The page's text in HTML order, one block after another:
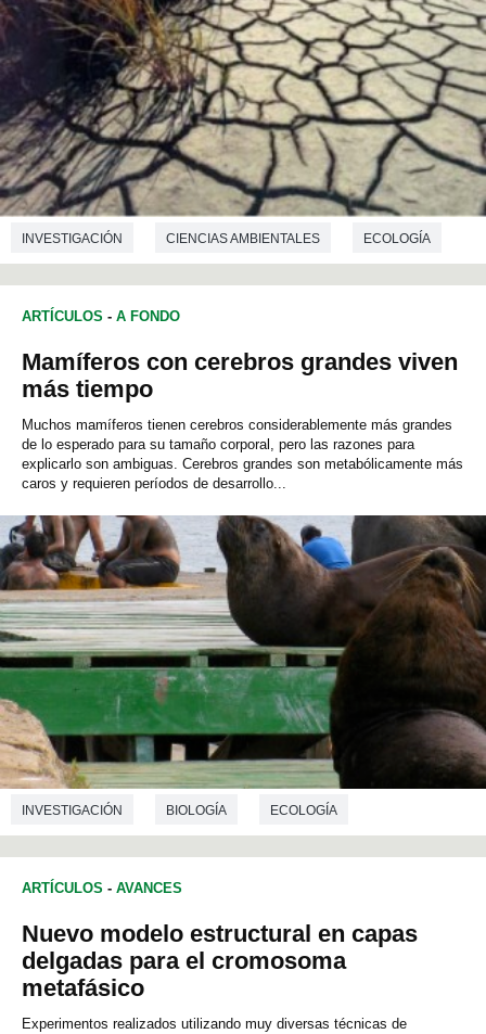
INVESTIGACIÓN CIENCIAS AMBIENTALES ECOLOGÍA
ARTÍCULOS - A FONDO
Mamíferos con cerebros grandes viven
más tiempo
Muchos mamíferos tienen cerebros considerablemente más grandes
de lo esperado para su tamaño corporal, pero las razones para
explicarlo son ambiguas. Cerebros grandes son metabólicamente más
caros y requieren períodos de desarrollo...
INVESTIGACIÓN BIOLOGÍA ECOLOGÍA
ARTÍCULOS - AVANCES
Nuevo modelo estructural en capas
delgadas para el cromosoma
metafásico
Experimentos realizados utilizando muy diversas técnicas de